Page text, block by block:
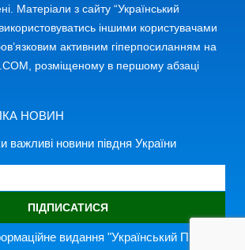
Матеріали з сайту “Український
іншими користувачами
активним гіперпосиланням на
розміщеному в першому абзаці
НОВИН
важливі новини півдня України
ПІДПИСАТИСЯ
видання "Український Південь"